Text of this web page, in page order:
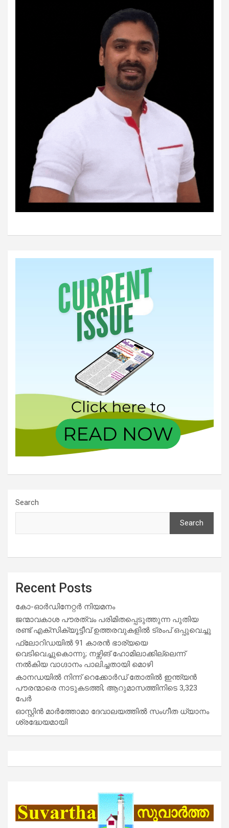
Search
Search
Recent Posts
കോ-ഓർഡിനേറ്റർ നിയമനം
ജന്മാവകാശ പൗരത്വം പരിമിതപ്പെടുത്തുന്ന പുതിയ
രണ്ട് എക്സിക്യൂട്ടീവ് ഉത്തരവുകളിൽ ട്രംപ് ഒപ്പുവെച്ചു
ഫ്ലോറിഡയിൽ 91 കാരൻ ഭാര്യയെ
വെടിവെച്ചുകൊന്നു; നഴ്സിങ് ഹോമിലാക്കില്ലെന്ന്
നൽകിയ വാഗ്ദാനം പാലിച്ചതായി മൊഴി
കാനഡയിൽ നിന്ന് റെക്കോർഡ് തോതിൽ ഇന്ത്യൻ
പൗരന്മാരെ നാടുകടത്തി; ആറുമാസത്തിനിടെ 3,323
പേർ
ഓസ്റ്റിൻ മാർത്തോമാ ദേവാലയത്തിൽ സംഗീത ധ്യാനം
ശ്രദ്ധേയമായി